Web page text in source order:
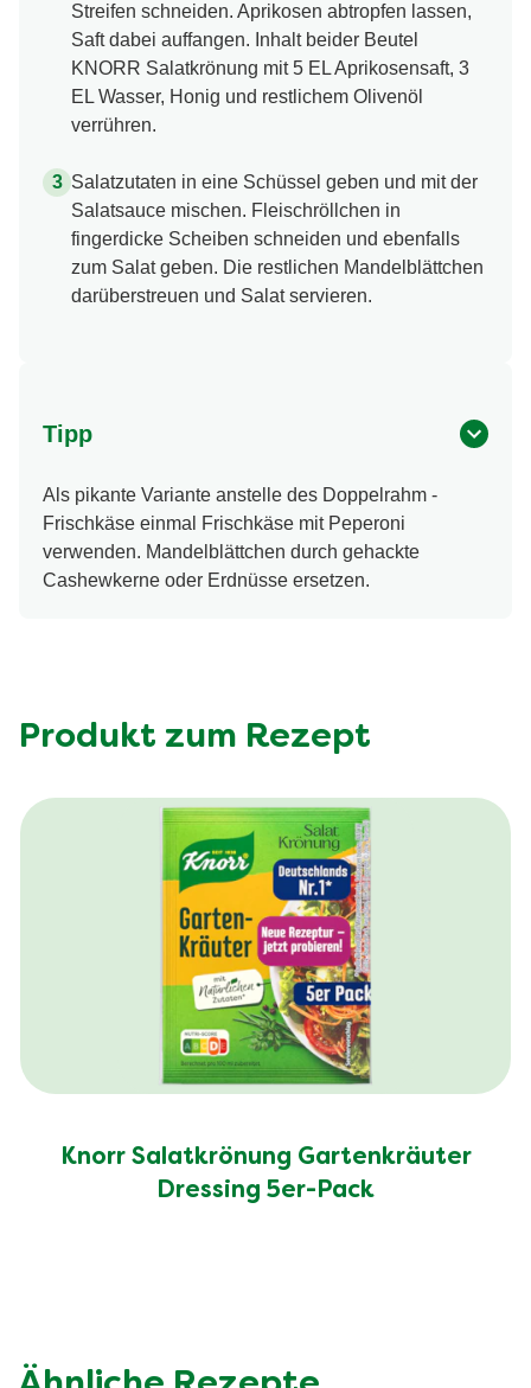
Streifen schneiden. Aprikosen abtropfen lassen,
Saft dabei auffangen. Inhalt beider Beutel
KNORR Salatkrönung mit 5 EL Aprikosensaft, 3
EL Wasser, Honig und restlichem Olivenöl
verrühren.
Salatzutaten in eine Schüssel geben und mit der
Salatsauce mischen. Fleischröllchen in
fingerdicke Scheiben schneiden und ebenfalls
zum Salat geben. Die restlichen Mandelblättchen
darüberstreuen und Salat servieren.
Tipp
Als pikante Variante anstelle des Doppelrahm -
Frischkäse einmal Frischkäse mit Peperoni
verwenden. Mandelblättchen durch gehackte
Cashewkerne oder Erdnüsse ersetzen.
Produkt zum Rezept
Knorr Salatkrönung Gartenkräuter
Dressing 5er-Pack